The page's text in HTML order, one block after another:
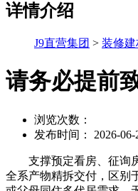
详情介绍
J9直营集团 > 装修
请务必提前
浏览次数：
发布时间： 2026-06-
支撑预定看房、征询房
全系产物精拆交付，区别